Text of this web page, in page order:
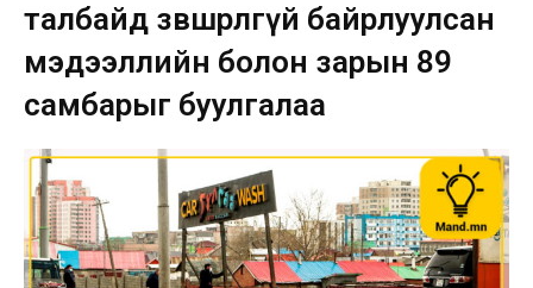
талбайд зөвшөөрөлгүй байрлуулсан
мэдээллийн болон зарын 89
самбарыг буулгалаа